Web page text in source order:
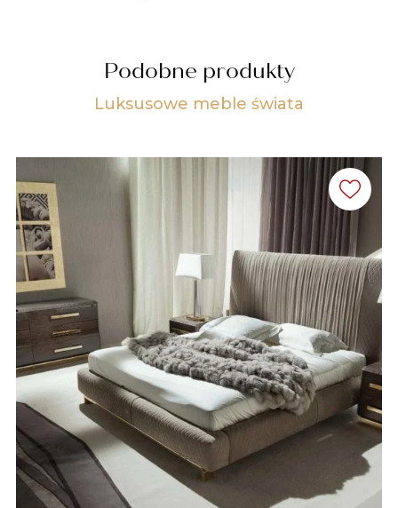
Podobne produkty
Luksusowe meble świata